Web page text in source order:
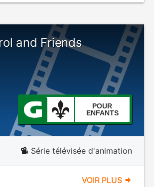
and Friends
POUR
ENFANTS
Série télévisée d'animation
VOIR PLUS